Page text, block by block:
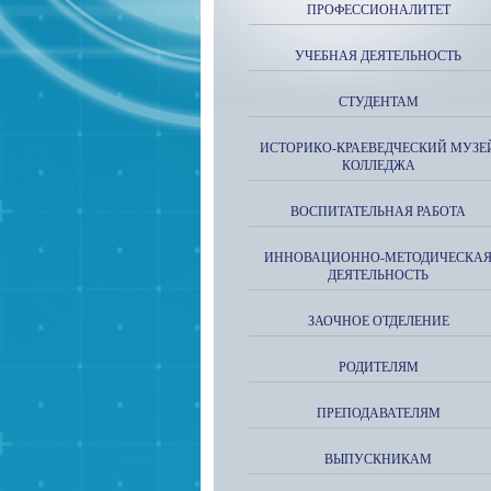
ПРОФЕССИОНАЛИТЕТ
УЧЕБНАЯ ДЕЯТЕЛЬНОСТЬ
СТУДЕНТАМ
ИСТОРИКО-КРАЕВЕДЧЕСКИЙ
КОЛЛЕДЖА
ВОСПИТАТЕЛЬНАЯ РАБОТА
ИННОВАЦИОННО-МЕТОДИЧЕСКАЯ
ДЕЯТЕЛЬНОСТЬ
ЗАОЧНОЕ ОТДЕЛЕНИЕ
РОДИТЕЛЯМ
ПРЕПОДАВАТЕЛЯМ
ВЫПУСКНИКАМ